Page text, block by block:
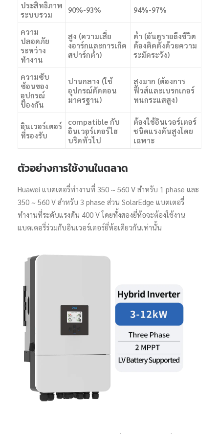
ประสิทธิภาพ
ระบบรวม
90%-93% 94%-97%
ความ
ปลอดภัย
ระหว่าง
ทำงาน
สูง (ความเสี่ย
งอาร์กและการเกิด
สปาร์กต่ำ)
ต่ำ (อันตรายถึงชีวิต
ต้องติดตั้งด้วยความ
ระมัดระวัง)
ความซับ
ซ้อนของ
อุปกรณ์
ป้องกัน
ปานกลาง (ใช้
อุปกรณ์ตัดตอน
มาตรฐาน)
สูงมาก (ต้องการ
ฟิวส์และเบรกเกอร์
ทนกระแสสูง)
อินเวอร์เตอร์
ที่รองรับ
compatible กับ
อินเวอร์เตอร์ไฮ
บริดทั่วไป
ต้องใช้อินเวอร์เตอร์
ชนิดแรงดันสูงโดย
เฉพาะ
ตัวอย่างการใช้งานในตลาด
Huawei แบตเตอรี่ทำงานที่ 350 ~ 560 V สำหรับ 1 phase และ
350 ~ 560 V สำหรับ 3 phase ส่วน SolarEdge แบตเตอรี่
ทำงานที่ระดับแรงดัน 400 V โดยทั้งสองยี่ห้อจะต้องใช้งาน
แบตเตอรี่ร่วมกับอินเวอร์เตอร์ยี่ห้อเดียวกันเท่านั้น